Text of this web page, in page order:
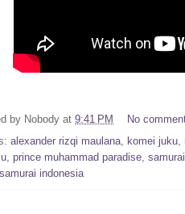
by Nobody at 9:41 PM
No
alexander rizqi maulana, komei juku,
, prince muhammad paradise,
samurai indonesia